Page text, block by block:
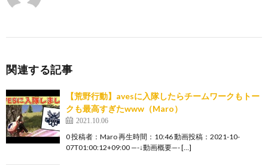
関連する記事
【荒野行動】avesに入隊したらチームワークもトー
クも最高すぎたwww（Maro）
2021.10.06
0 投稿者：Maro 再生時間：10:46 動画投稿：2021-10-
07T01:00:12+09:00 —-↓動画概要—- […]